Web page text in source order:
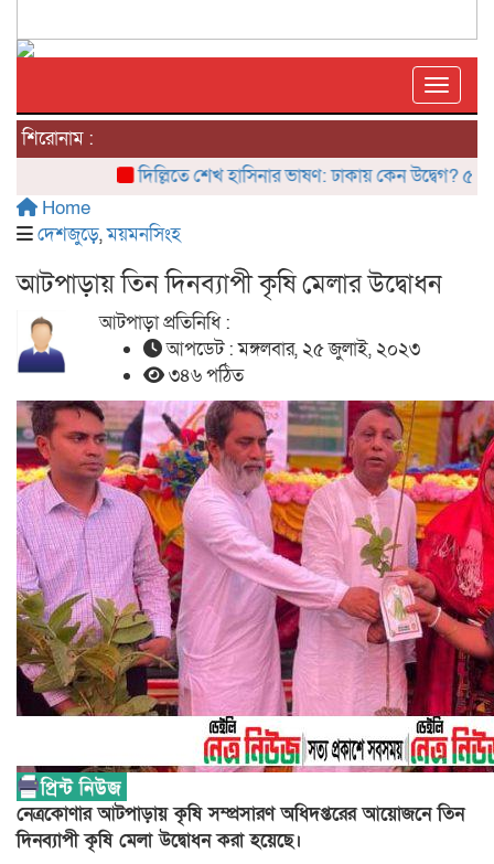
শিরোনাম :
দিল্লিতে শেখ হাসিনার ভাষণ: ঢাকায় কেন উদ্বেগ? ৫
Home
দেশজুড়ে,ময়মনসিংহ
আটপাড়ায় তিন দিনব্যাপী কৃষি মেলার উদ্বোধন
আটপাড়া প্রতিনিধি :
আপডেট : মঙ্গলবার, ২৫ জুলাই, ২০২৩
৩৪৬ পঠিত
নেত্রকোণার আটপাড়ায় কৃষি সম্প্রসারণ অধিদপ্তরের আয়োজনে তিন
দিনব্যাপী কৃষি মেলা উদ্বোধন করা হয়েছে।